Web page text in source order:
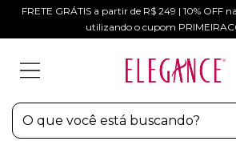
FRETE GRÁTIS a partir de R$ 249 | 10% OFF
utilizando o cupom